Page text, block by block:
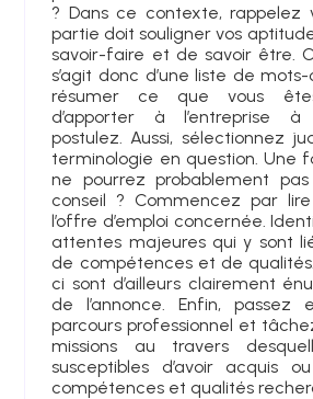
? Dans ce contexte, rappelez
partie doit souligner vos
savoir-faire et de savoir être.
s’agit donc d’une liste de
résumer ce que vous
d’apporter à l’entreprise
postulez. Aussi, sélectionnez
terminologie en question. Une
ne pourrez probablement
conseil ? Commencez par
l’offre d’emploi concernée.
attentes majeures qui y sont
de compétences et de
ci sont d’ailleurs clairement
de l’annonce. Enfin, passez
parcours professionnel et
missions au travers
susceptibles d’avoir acquis
compétences et qualités